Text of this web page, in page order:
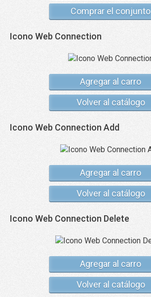
Comprar el conjunto
Icono Web Connection
Agregar al carro
Volver al catálogo
Icono Web Connection Add
Agregar al carro
Volver al catálogo
Icono Web Connection Delete
Agregar al carro
Volver al catálogo